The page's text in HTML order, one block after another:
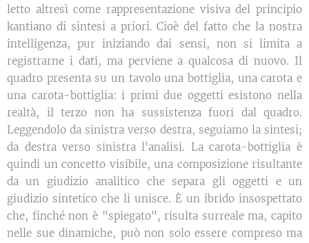
letto altresì come rappresentazione visiva del principio
kantiano di sintesi a priori. Cioè del fatto che la nostra
intelligenza, pur iniziando dai sensi, non si limita a
registrarne i dati, ma perviene a qualcosa di nuovo. Il
quadro presenta su un tavolo una bottiglia, una carota e
una carota-bottiglia: i primi due oggetti esistono nella
realtà, il terzo non ha sussistenza fuori dal quadro.
Leggendolo da sinistra verso destra, seguiamo la sintesi;
da destra verso sinistra l'analisi. La carota-bottiglia è
quindi un concetto visibile, una composizione risultante
da un giudizio analitico che separa gli oggetti e un
giudizio sintetico che li unisce. È un ibrido insospettato
che, finché non è "spiegato", risulta surreale ma, capito
nelle sue dinamiche, può non solo essere compreso ma